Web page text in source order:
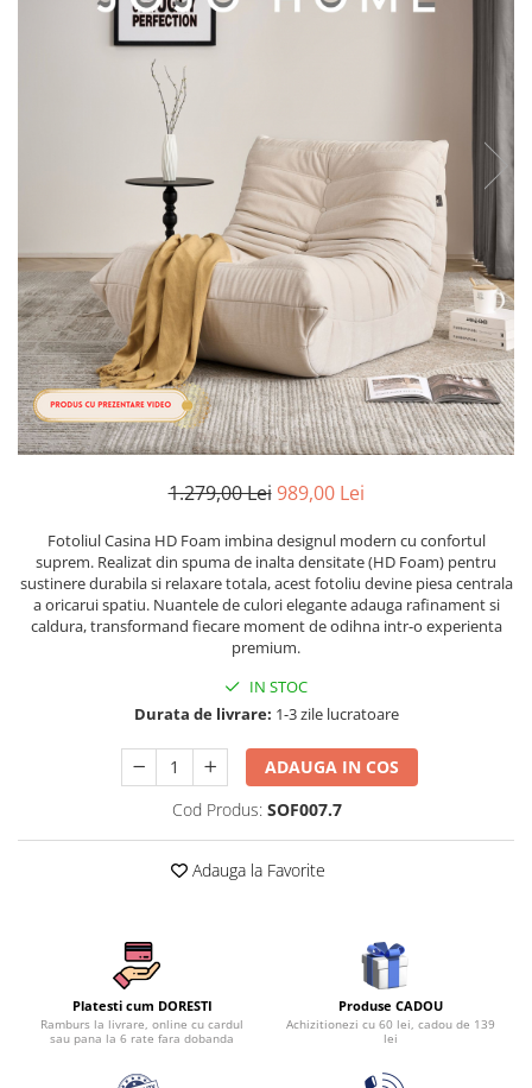
Cearceaf cu elastic
Cearceaf normal
Lenjerii De Pat Creponate
Lenjerii De Pat Bumbac Poplin 2
Lenjerii De Pat Bumbac Poplin,
Matlasate, 2 Persoane
Lenjerii De Pat Bumbac Satinat 2
Persoane
Lenjerii De Pat Volanase
Lenjerii De Pat, Finet Premium 3D,
2 Persoane
Lenjerii De Pat Jacquard
Lenjerii De Pat Catifea
Set Lenjerie De Pat Blana
Persoane
Set Lenjerie Pat Blanita Iepure, 6
Piese, Cu Pilota Inclusa
Lenjerii De Pat Premium Collection
Set Lenjerie De Pat, 7 Piese, Cu
Set Lenjerie De Pat Jacquard Regal,
11 Piese, Cuvertura Inclusa
Lenjerii Damasc Egiptean King Size
Lenjerii De Pat, Finet Premium, 1
Persoana
Lenjerii De Pat Damasc 1 Persoana
1.279,00 Lei 989,00 Lei
Fotoliul Casina HD Foam imbina designul modern cu confortul
suprem. Realizat din spuma de inalta densitate (HD Foam) pentru
sustinere durabila si relaxare totala, acest fotoliu devine piesa centrala
a oricarui spatiu. Nuantele de culori elegante adauga rafinament si
caldura, transformand fiecare moment de odihna intr-o experienta
premium.
IN STOC
Durata de livrare: 1-3 zile lucratoare
ADAUGA IN COS
Cod Produs: SOF007.7
Adauga la Favorite
Platesti cum DORESTI
Ramburs la livrare, online cu cardul
sau pana la 6 rate fara dobanda
Produse CADOU
Achizitionezi cu 60 lei, cadou de 139
lei